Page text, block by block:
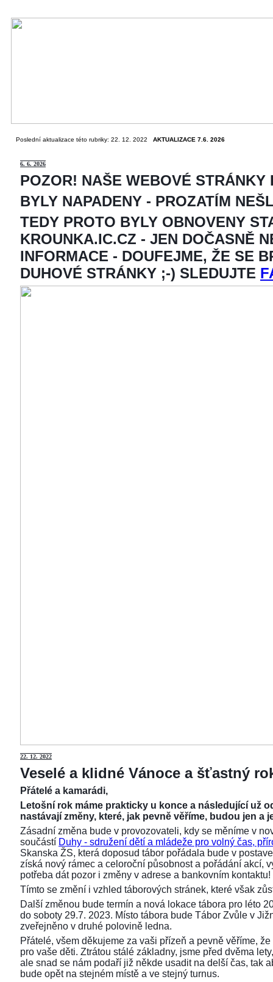
Poslední aktualizace této rubriky: 22. 12. 2022 AKTUALIZACE 7.6. 2026
6. 6. 2026
POZOR! NAŠE WEBOVÉ STRÁNKY
BYLY NAPADENY - PROZATÍM
TEDY PROTO BYLY OBNOVENY
KROUNKA.IC.CZ - JEN DOČASNĚ
INFORMACE - DOUFEJME, ŽE SE
DUHOVÉ STRÁNKY ;-) SLEDUJTE
22. 12. 2022
Veselé a klidné Vánoce a šťastný
Přátelé a kamarádi,
Letošní rok máme prakticky u konce a následující už
nastávají změny, které, jak pevně věříme, budou jen a
Zásadní změna bude v provozovateli, kdy se měníme v
součástí Duhy - sdružení dětí a mládeže pro volný čas,
Skanska ŽS, která doposud tábor pořádala bude v
získá nový rámec a celoroční působnost a pořádání akcí,
potřeba dát pozor i změny v adrese a bankovním kontaktu!
Tímto se změní i vzhled táborových stránek, které však
Další změnou bude termín a nová lokace tábora pro léto
do soboty 29.7. 2023. Místo tábora bude Tábor Zvůle v
zveřejněno v druhé polovině ledna.
Přátelé, všem děkujeme za vaši přízeň a pevně věříme,
pro vaše děti. Ztrátou stálé základny, jsme před dvěma
ale snad se nám podaří již někde usadit na delší čas, tak
bude opět na stejném místě a ve stejný turnus.